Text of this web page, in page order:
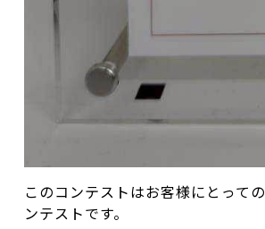
このコンテストはお客様にとっての
ンテストです。